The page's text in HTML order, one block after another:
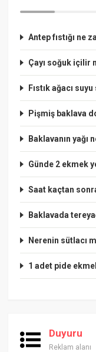
Antep fıstığı ne
Çayı soğuk içilir
Fıstık ağacı
Pişmiş baklava
Baklavanın yağı
Günde 2 ekmek
Saat kaçtan
Baklavada
Nerenin sütlacı
1 adet pide
Duyuru
Reklam alanı